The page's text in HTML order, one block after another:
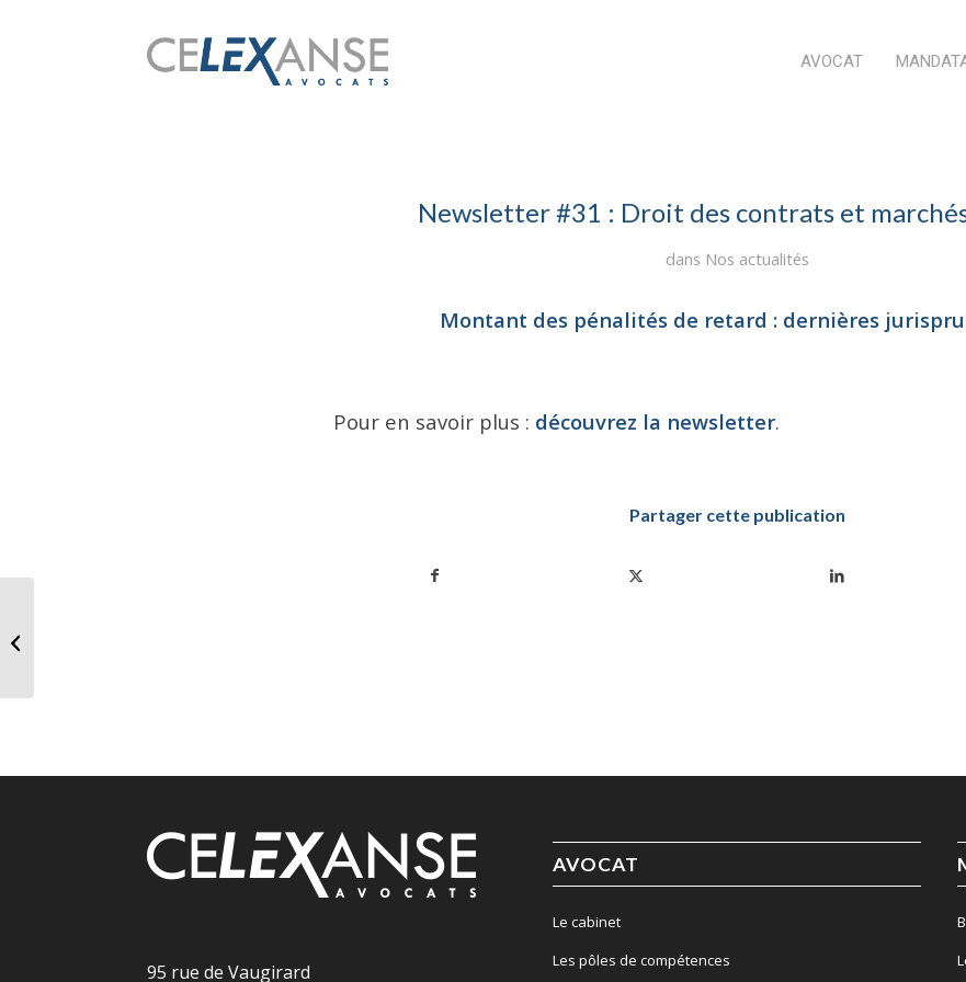
AVOCAT
Newsletter #31 : Droit des contrats et
dans Nos actualités
Montant des pénalités de retard : dernières
Pour en savoir plus : découvrez la newsletter.
Partager cette publication
95 rue de Vaugirard
AVOCAT
Le cabinet
Les pôles de compétences